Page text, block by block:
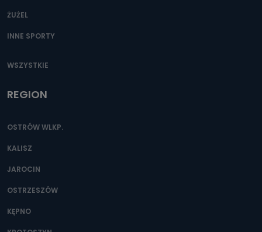
ŻUŻEL
INNE SPORTY
WSZYSTKIE
REGION
OSTRÓW WLKP.
KALISZ
JAROCIN
OSTRZESZÓW
KĘPNO